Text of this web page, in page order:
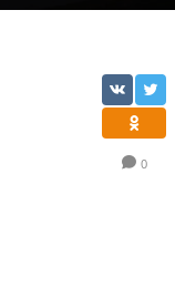
0